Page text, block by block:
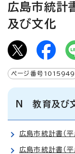
広島市統計
及び文化
ページ番号 1015949
N 教育及び
広島市統計書（
広島市統計書（